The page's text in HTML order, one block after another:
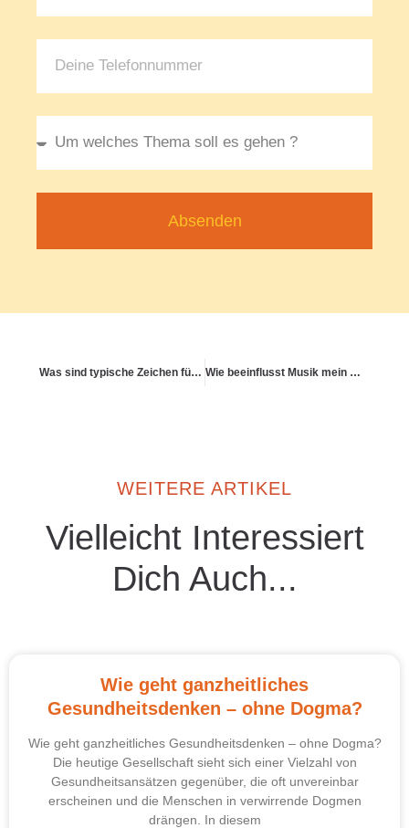
Absenden
Was sind typische Zeichen für ein hormonelles Ungleichgewicht? Wie beeinflusst Musik mein Wohlbefinden?
WEITERE ARTIKEL
Vielleicht Interessiert
Dich Auch...
Wie geht ganzheitliches
Gesundheitsdenken – ohne Dogma?
Wie geht ganzheitliches Gesundheitsdenken – ohne Dogma?
Die heutige Gesellschaft sieht sich einer Vielzahl von
Gesundheitsansätzen gegenüber, die oft unvereinbar
erscheinen und die Menschen in verwirrende Dogmen
drängen. In diesem